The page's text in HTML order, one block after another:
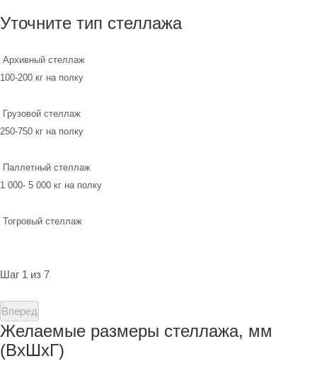
Уточните тип стеллажа
Архивный стеллаж
100-200 кг на полку
Грузовой стеллаж
250-750 кг на полку
Паллетный стеллаж
1 000- 5 000 кг на полку
Тогровый стеллаж
Шаг 1 из 7
Вперед
Желаемые размеры стеллажа, мм
(ВхШхГ)